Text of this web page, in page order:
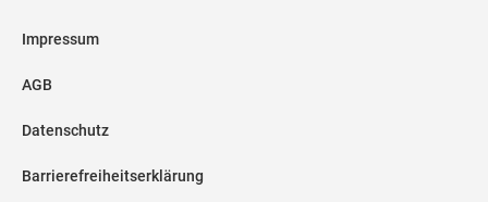
Impressum
AGB
Datenschutz
Barrierefreiheitserklärung